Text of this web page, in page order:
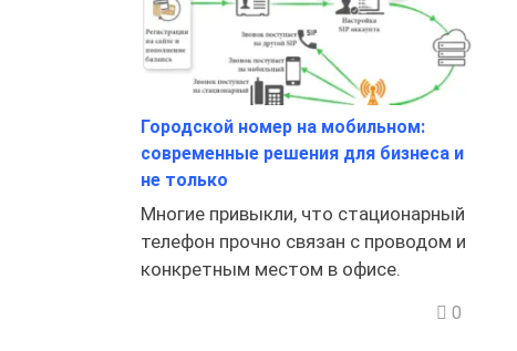
Городской номер на мобильном:
современные решения для бизнеса и
не только
Многие привыкли, что стационарный
телефон прочно связан с проводом и
конкретным местом в офисе.
0